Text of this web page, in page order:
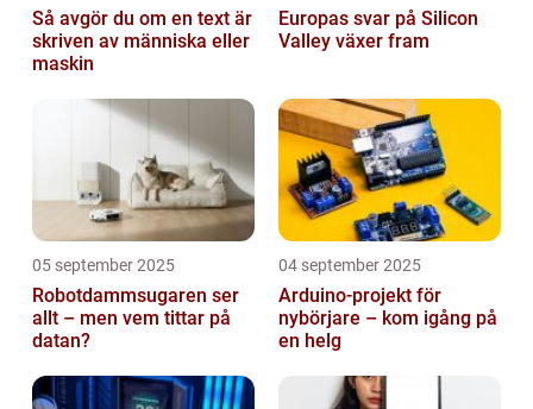
Så avgör du om en text är
skriven av människa eller
maskin
Europas svar på Silicon
Valley växer fram
05 september 2025
Robotdammsugaren ser
allt – men vem tittar på
datan?
04 september 2025
Arduino-projekt för
nybörjare – kom igång på
en helg